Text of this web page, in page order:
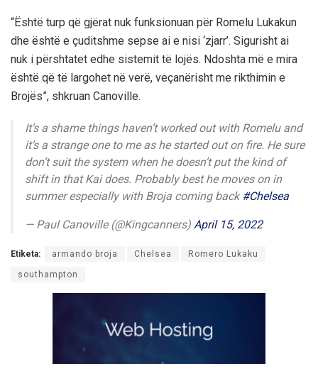
“Është turp që gjërat nuk funksionuan për Romelu Lukakun
dhe është e çuditshme sepse ai e nisi ‘zjarr’. Sigurisht ai
nuk i përshtatet edhe sistemit të lojës. Ndoshta më e mira
është që të largohet në verë, veçanërisht me rikthimin e
Brojës”, shkruan Canoville.
It’s a shame things haven’t worked out with Romelu and
it’s a strange one to me as he started out on fire. He sure
don’t suit the system when he doesn’t put the kind of
shift in that Kai does. Probably best he moves on in
summer especially with Broja coming back#Chelsea
— Paul Canoville (@Kingcanners) April 15, 2022
Etiketa: armando broja Chelsea Romero Lukaku
southampton